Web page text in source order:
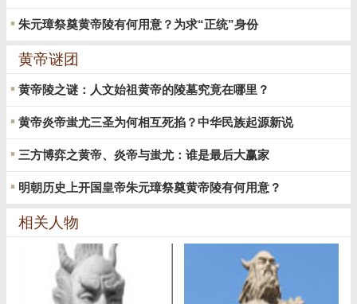
朱元璋祭奠黄帝陵有何用意？为求“正统”身份
黄帝谜团
黄帝陵之谜：人文始祖黄帝的陵墓究竟在哪里？
黄帝炎帝蚩尤三圣为何相互死掐？中华民族起源新说
三方博弈之黄帝、炎帝与蚩尤：谁是最后大赢家
明朝历史上开国皇帝朱元璋祭奠黄帝陵有何用意？
相关人物